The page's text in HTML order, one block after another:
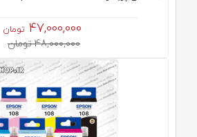
47,000,000 تومان
48,000,000 تومان